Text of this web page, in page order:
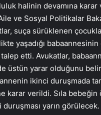
halinin devamına karar
ve Sosyal Politikalar
suça sürüklenen
yaşadığı
etti. Avukatlar,
üstün yarar olduğunu
ikinci duruşmada
karar verildi. Sıla bebeğin
duruşması yarın